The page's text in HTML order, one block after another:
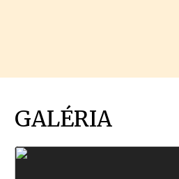
GALÉRIA